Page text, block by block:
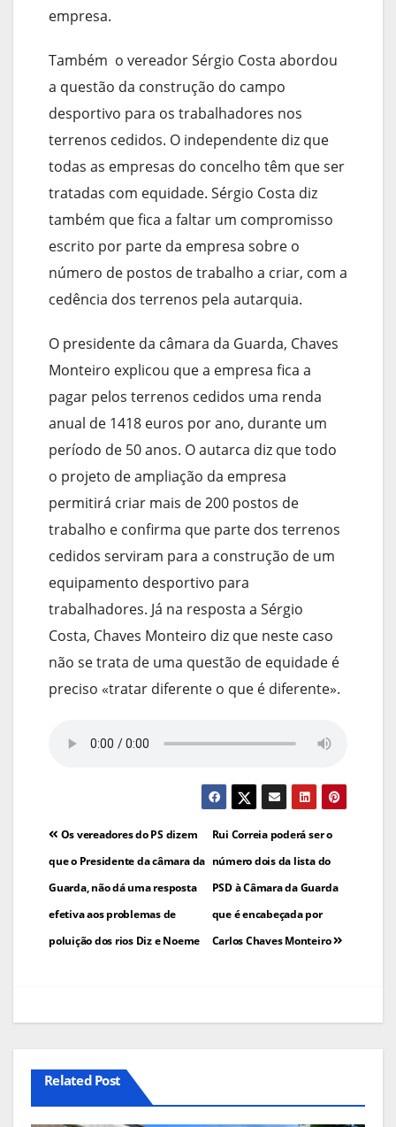
empresa.
Também o vereador Sérgio Costa abordou
a questão da construção do campo
desportivo para os trabalhadores nos
terrenos cedidos. O independente diz que
todas as empresas do concelho têm que ser
tratadas com equidade. Sérgio Costa diz
também que fica a faltar um compromisso
escrito por parte da empresa sobre o
número de postos de trabalho a criar, com a
cedência dos terrenos pela autarquia.
O presidente da câmara da Guarda, Chaves
Monteiro explicou que a empresa fica a
pagar pelos terrenos cedidos uma renda
anual de 1418 euros por ano, durante um
período de 50 anos. O autarca diz que todo
o projeto de ampliação da empresa
permitirá criar mais de 200 postos de
trabalho e confirma que parte dos terrenos
cedidos serviram para a construção de um
equipamento desportivo para
trabalhadores. Já na resposta a Sérgio
Costa, Chaves Monteiro diz que neste caso
não se trata de uma questão de equidade é
preciso «tratar diferente o que é diferente».
Navegação
de
artigos
Rui Correia poderá ser o
número dois da lista do
PSD à Câmara da Guarda
que é encabeçada por
Carlos Chaves Monteiro
Os vereadores do PS dizem
que o Presidente da câmara da
Guarda, não dá uma resposta
efetiva aos problemas de
poluição dos rios Diz e Noeme
Related Post